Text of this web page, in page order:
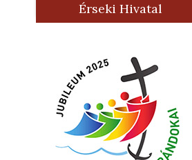
Érseki Hivatal